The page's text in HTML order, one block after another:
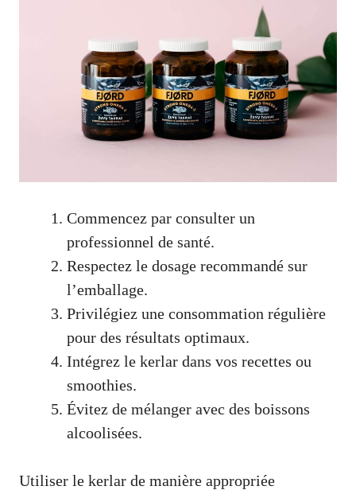
Commencez par consulter un
professionnel de santé.
Respectez le dosage recommandé sur
l’emballage.
Privilégiez une consommation régulière
pour des résultats optimaux.
Intégrez le kerlar dans vos recettes ou
smoothies.
Évitez de mélanger avec des boissons
alcoolisées.
Utiliser le kerlar de manière appropriée